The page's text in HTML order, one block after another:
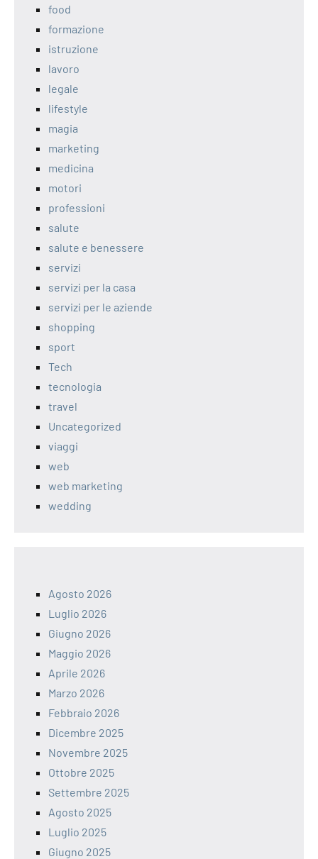
food
formazione
istruzione
lavoro
legale
lifestyle
magia
marketing
medicina
motori
professioni
salute
salute e benessere
servizi
servizi per la casa
servizi per le aziende
shopping
sport
Tech
tecnologia
travel
Uncategorized
viaggi
web
web marketing
wedding
Agosto 2026
Luglio 2026
Giugno 2026
Maggio 2026
Aprile 2026
Marzo 2026
Febbraio 2026
Dicembre 2025
Novembre 2025
Ottobre 2025
Settembre 2025
Agosto 2025
Luglio 2025
Giugno 2025